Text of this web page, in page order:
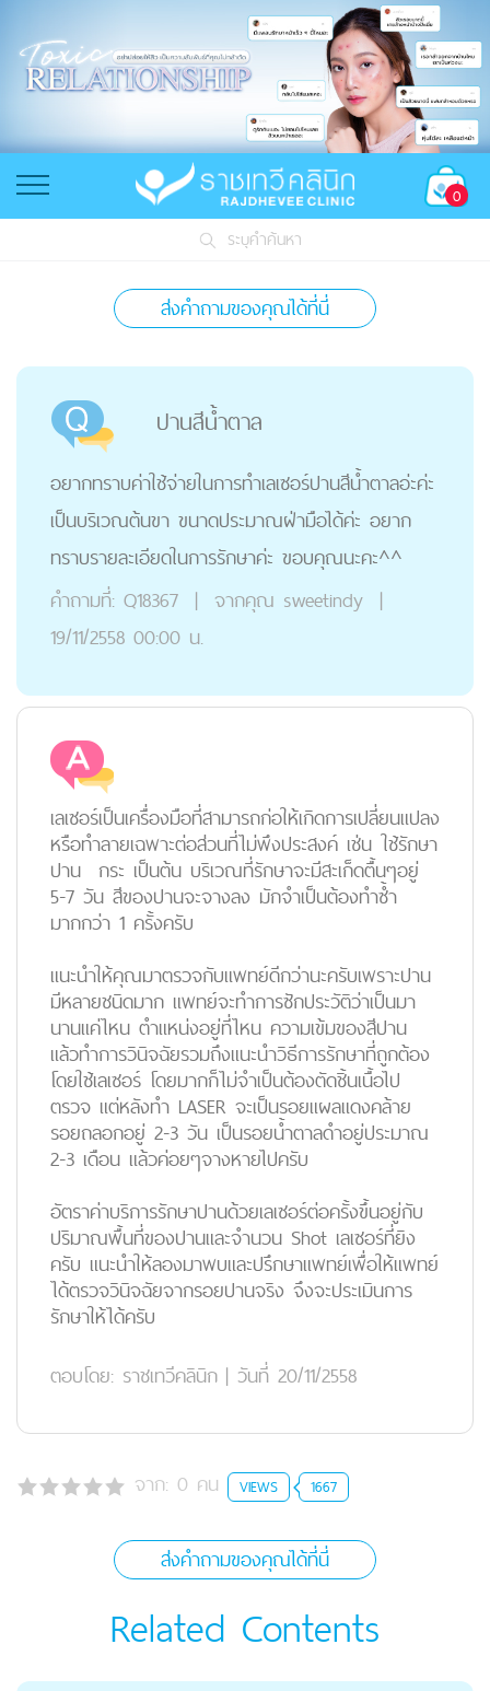
0
ระบุคำค้นหา
ส่งคำถามของคุณได้ที่นี่
ปานสีน้ำตาล
อยากทราบค่าใช้จ่ายในการทำเลเซอร์ปานสีน้ำตาลอ่ะค่ะ
เป็นบริเวณต้นขา ขนาดประมาณฝ่ามือได้ค่ะ อยาก
ทราบรายละเอียดในการรักษาค่ะ ขอบคุณนะคะ^^
คำถามที่: Q18367 | จากคุณ sweetindy |
19/11/2558 00:00 น.
เลเซอร์เป็นเครื่องมือที่สามารถก่อให้เกิดการเปลี่ยนแปลง
หรือทำลายเฉพาะต่อส่วนที่ไม่พึงประสงค์ เช่น ใช้รักษา
ปาน กระ เป็นต้น บริเวณที่รักษาจะมีสะเก็ดตื้นๆอยู่
5-7 วัน สีของปานจะจางลง มักจำเป็นต้องทำซ้ำ
มากกว่า 1 ครั้งครับ
แนะนำให้คุณมาตรวจกับแพทย์ดีกว่านะครับเพราะปาน
มีหลายชนิดมาก แพทย์จะทำการซักประวัติว่าเป็นมา
นานแค่ไหน ตำแหน่งอยู่ที่ไหน ความเข้มของสีปาน
แล้วทำการวินิจฉัยรวมถึงแนะนำวิธีการรักษาที่ถูกต้อง
โดยใช้เลเซอร์ โดยมากก็ไม่จำเป็นต้องตัดชิ้นเนื้อไป
ตรวจ แต่หลังทำ LASER จะเป็นรอยแผลแดงคล้าย
รอยถลอกอยู่ 2-3 วัน เป็นรอยน้ำตาลดำอยู่ประมาณ
2-3 เดือน แล้วค่อยๆจางหายไปครับ
อัตราค่าบริการรักษาปานด้วยเลเซอร์ต่อครั้งขึ้นอยู่กับ
ปริมาณพื้นที่ของปานและจำนวน Shot เลเซอร์ที่ยิง
ครับ แนะนำให้ลองมาพบและปรึกษาแพทย์เพื่อให้แพทย์
ได้ตรวจวินิจฉัยจากรอยปานจริง จึงจะประเมินการ
รักษาให้ได้ครับ
ตอบโดย: ราชเทวีคลินิก | วันที่ 20/11/2558
จาก: 0 คน VIEWS 1667
ส่งคำถามของคุณได้ที่นี่
Related Contents